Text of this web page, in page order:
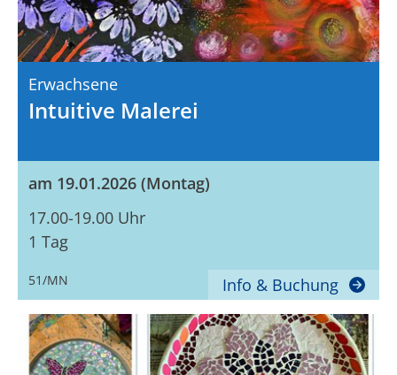
Erwachsene
Intuitive Malerei
am 19.01.2026 (Montag)
17.00-19.00 Uhr
1 Tag
51/MN Info & Buchung